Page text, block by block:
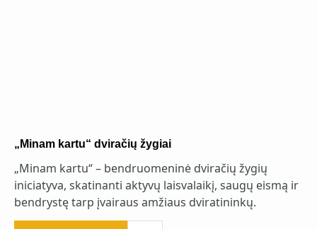
„Minam kartu“ dviračių žygiai
„Minam kartu“ – bendruomeninė dviračių žygių
iniciatyva, skatinanti aktyvų laisvalaikį, saugų eismą ir
bendrystę tarp įvairaus amžiaus dviratininkų.